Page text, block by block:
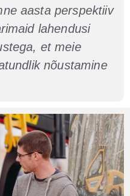
aasta perspektiiv
lahendusi
et meie
nõustamine